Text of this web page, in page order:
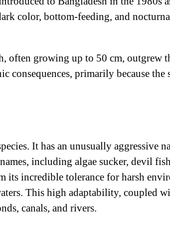
color, bottom-feeding, and
often growing up to 50 cm, outgrew
consequences, primarily because
It has an unusually
including algae sucker, devil
its incredible tolerance for harsh
This high adaptability, coupled
canals, and rivers.